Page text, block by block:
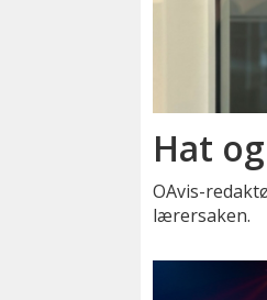
Hat
OAvis-
lærersaken.